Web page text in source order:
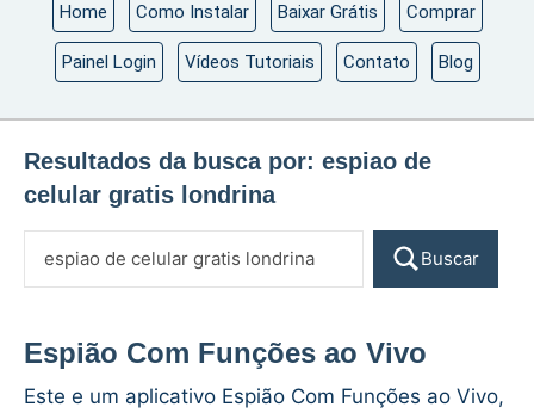
Home Como Instalar Baixar Grátis Comprar
Painel Login Vídeos Tutoriais Contato Blog
Resultados da busca por: espiao de
celular gratis londrina
Buscar
Espião Com Funções ao Vivo
Este e um aplicativo Espião Com Funções ao Vivo,